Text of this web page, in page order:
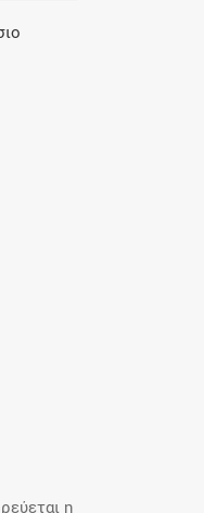
η